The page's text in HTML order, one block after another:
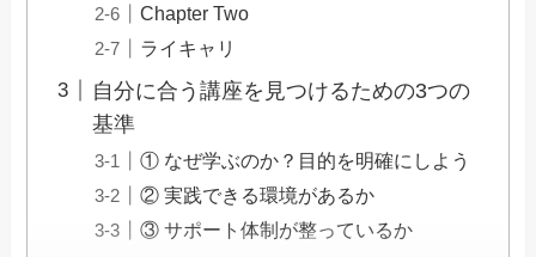
Chapter Two
ライキャリ
自分に合う講座を見つけるための3つの
基準
① なぜ学ぶのか？目的を明確にしよう
② 実践できる環境があるか
③ サポート体制が整っているか